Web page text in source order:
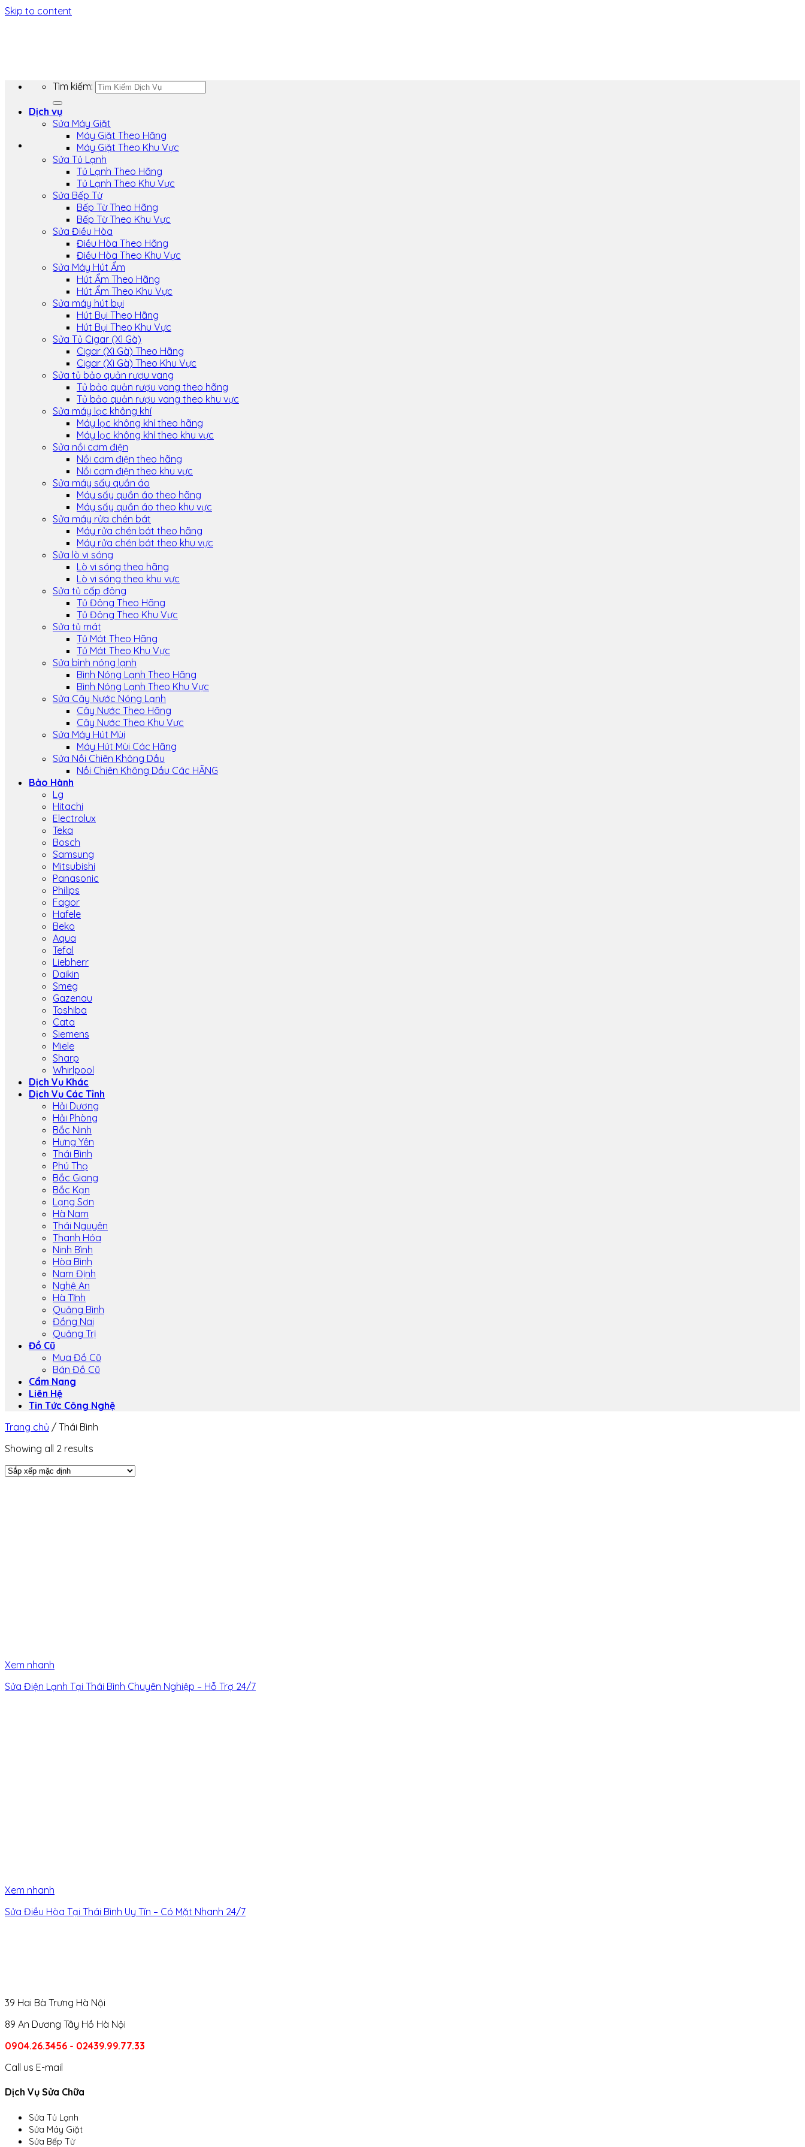
Skip to content
Tìm kiếm:
Dịch vụ
Sửa Máy Giặt
Máy Giặt Theo Hãng
Máy Giặt Theo Khu Vực
Sửa Tủ Lạnh
Tủ Lạnh Theo Hãng
Tủ Lạnh Theo Khu Vực
Sửa Bếp Từ
Bếp Từ Theo Hãng
Bếp Từ Theo Khu Vực
Sửa Điều Hòa
Điều Hòa Theo Hãng
Điều Hòa Theo Khu Vực
Sửa Máy Hút Ẩm
Hút Ẩm Theo Hãng
Hút Ẩm Theo Khu Vực
Sửa máy hút bụi
Hút Bụi Theo Hãng
Hút Bụi Theo Khu Vực
Sửa Tủ Cigar (Xì Gà)
Cigar (Xì Gà) Theo Hãng
Cigar (Xì Gà) Theo Khu Vực
Sửa tủ bảo quản rượu vang
Tủ bảo quản rượu vang theo hãng
Tủ bảo quản rượu vang theo khu vực
Sửa máy lọc không khí
Máy lọc không khí theo hãng
Máy lọc không khí theo khu vực
Sửa nồi cơm điện
Nồi cơm điện theo hãng
Nồi cơm điện theo khu vực
Sửa máy sấy quần áo
Máy sấy quần áo theo hãng
Máy sấy quần áo theo khu vực
Sửa máy rửa chén bát
Máy rửa chén bát theo hãng
Máy rửa chén bát theo khu vực
Sửa lò vi sóng
Lò vi sóng theo hãng
Lò vi sóng theo khu vực
Sửa tủ cấp đông
Tủ Đông Theo Hãng
Tủ Đông Theo Khu Vực
Sửa tủ mát
Tủ Mát Theo Hãng
Tủ Mát Theo Khu Vực
Sửa bình nóng lạnh
Bình Nóng Lạnh Theo Hãng
Bình Nóng Lạnh Theo Khu Vực
Sửa Cây Nước Nóng Lạnh
Cây Nước Theo Hãng
Cây Nước Theo Khu Vực
Sửa Máy Hút Mùi
Máy Hút Mùi Các Hãng
Sửa Nồi Chiên Không Dầu
Nồi Chiên Không Dầu Các HÃNG
Bảo Hành
Lg
Hitachi
Electrolux
Teka
Bosch
Samsung
Mitsubishi
Panasonic
Philips
Fagor
Hafele
Beko
Aqua
Tefal
Liebherr
Daikin
Smeg
Gazenau
Toshiba
Cata
Siemens
Miele
Sharp
Whirlpool
Dịch Vụ Khác
Dịch Vụ Các Tỉnh
Hải Dương
Hải Phòng
Bắc Ninh
Hưng Yên
Thái Bình
Phú Thọ
Bắc Giang
Bắc Kạn
Lạng Sơn
Hà Nam
Thái Nguyên
Thanh Hóa
Ninh Bình
Hòa Bình
Nam Định
Nghệ An
Hà Tĩnh
Quảng Bình
Đồng Nai
Quảng Trị
Đồ Cũ
Mua Đồ Cũ
Bán Đồ Cũ
Cẩm Nang
Liên Hệ
Tin Tức Công Nghệ
Trang chủ / Thái Bình
Showing all 2 results
Xem nhanh
Sửa Điện Lạnh Tại Thái Bình Chuyên Nghiệp – Hỗ Trợ 24/7
Xem nhanh
Sửa Điều Hòa Tại Thái Bình Uy Tín – Có Mặt Nhanh 24/7
39 Hai Bà Trưng Hà Nội
89 An Dương Tây Hồ Hà Nội
0904.26.3456 - 02439.99.77.33
Call us E-mail
Dịch Vụ Sửa Chữa
Sửa Tủ Lạnh
Sửa Máy Giặt
Sửa Bếp Từ